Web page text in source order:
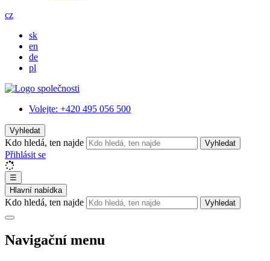
cz
sk
en
de
pl
Volejte: +420 495 056 500
Vyhledat
Kdo hledá, ten najde Vyhledat
Přihlásit se
☰
Hlavní nabídka
Kdo hledá, ten najde Vyhledat
Navigační menu